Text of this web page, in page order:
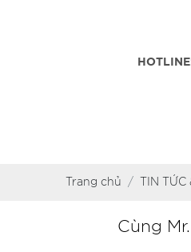
Trang chủ TIN TỨC
Cùng